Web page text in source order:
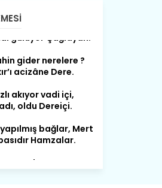
gülüyor Çağlayan.
gider nerelere ?
acizâne Dere.
akıyor vadi içi,
oldu Dereiçi.
yapılmış bağlar, Mert
ve Sorkunca’sı var.